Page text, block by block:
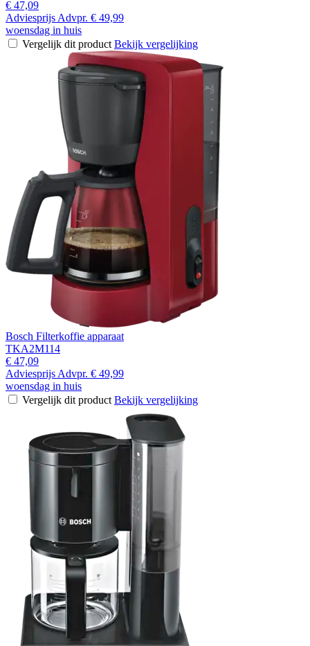
€ 47,09
Adviesprijs Advpr. € 49,99
woensdag in huis
Vergelijk dit product Bekijk vergelijking
Bosch Filterkoffie apparaat
TKA2M114
€ 47,09
Adviesprijs Advpr. € 49,99
woensdag in huis
Vergelijk dit product Bekijk vergelijking